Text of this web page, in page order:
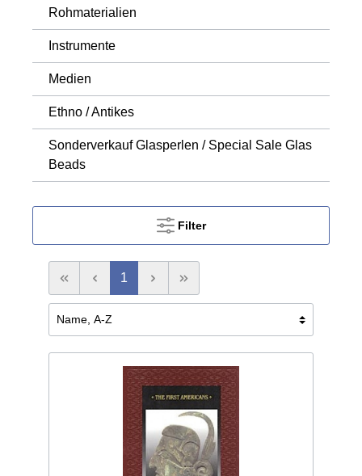
Rohmaterialien
Instrumente
Medien
Ethno / Antikes
Sonderverkauf Glasperlen / Special Sale Glas
Beads
Filter
1